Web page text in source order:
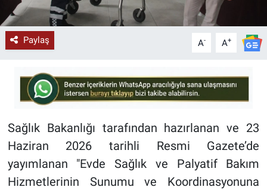
Paylaş A- A+
Sağlık Bakanlığı tarafından hazırlanan ve 23
Haziran 2026 tarihli Resmi Gazete’de
yayımlanan "Evde Sağlık ve Palyatif Bakım
Hizmetlerinin Sunumu ve Koordinasyonuna